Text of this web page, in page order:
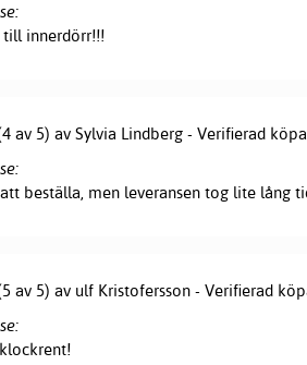
till innerdörr!!!
av 5) av Sylvia Lindberg - Verifierad
beställa, men leveransen tog lite lång
av 5) av ulf Kristofersson - Verifierad